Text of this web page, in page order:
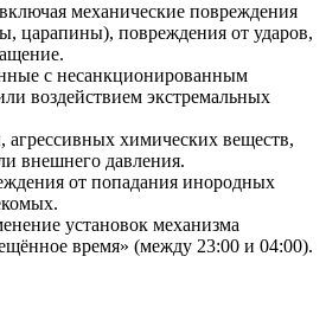
механические повреждения
царапины), повреждения от ударов,
с несанкционированным
воздействием экстремальных
агрессивных химических веществ,
внешнего давления.
от попадания инородных
установок механизма
время» (между 23:00 и 04:00).